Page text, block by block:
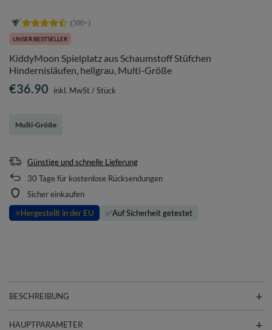
UNSER BESTSELLER
KiddyMoon Spielplatz aus Schaumstoff Stüfchen
Hindernisläufen, hellgrau, Multi-Größe
Multi-Größe
€36.90 inkl. MwSt/Stück
Günstige und schnelle Lieferung
30 Tage für kostenlose Rücksendungen
Sicher einkaufen
⭐Hergestellt in der EU ✅Auf Sicherheit getestet
BESCHREIBUNG
HAUPTPARAMETER